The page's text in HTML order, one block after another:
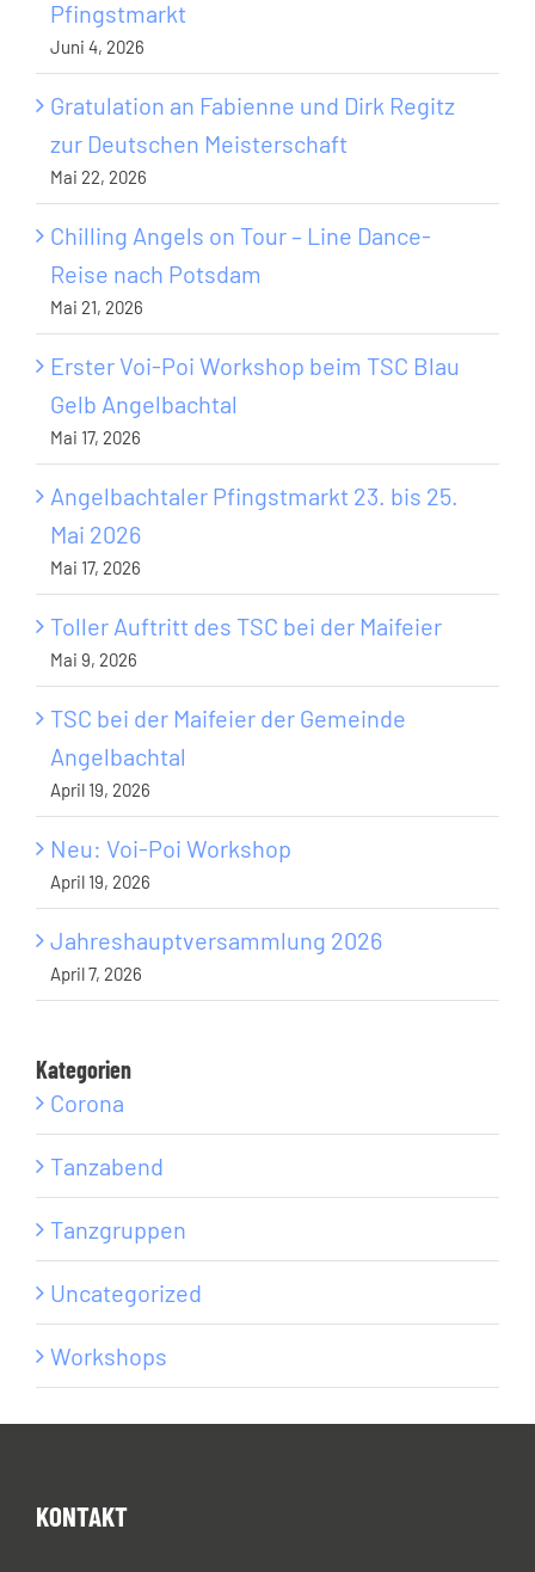
Pfingstmarkt
Juni 4, 2026
Gratulation an Fabienne und Dirk Regitz
zur Deutschen Meisterschaft
Mai 22, 2026
Chilling Angels on Tour – Line Dance-
Reise nach Potsdam
Mai 21, 2026
Erster Voi-Poi Workshop beim TSC Blau
Gelb Angelbachtal
Mai 17, 2026
Angelbachtaler Pfingstmarkt 23. bis 25.
Mai 2026
Mai 17, 2026
Toller Auftritt des TSC bei der Maifeier
Mai 9, 2026
TSC bei der Maifeier der Gemeinde
Angelbachtal
April 19, 2026
Neu: Voi-Poi Workshop
April 19, 2026
Jahreshauptversammlung 2026
April 7, 2026
Kategorien
Corona
Tanzabend
Tanzgruppen
Uncategorized
Workshops
KONTAKT